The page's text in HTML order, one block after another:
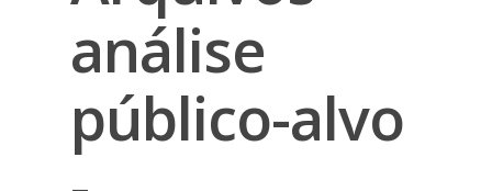
análise
público-alvo